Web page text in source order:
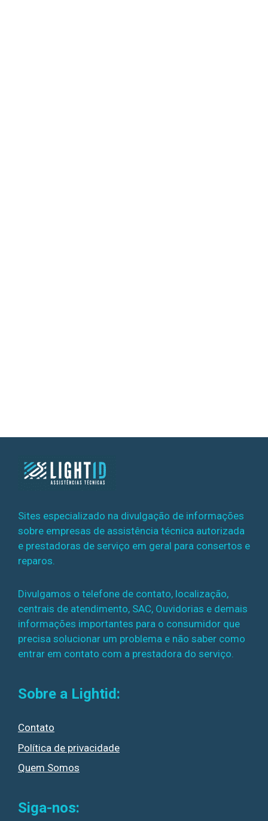
Sites especializado na divulgação de informações
sobre empresas de assistência técnica autorizada
e prestadoras de serviço em geral para consertos e
reparos.
Divulgamos o telefone de contato, localização,
centrais de atendimento, SAC, Ouvidorias e demais
informações importantes para o consumidor que
precisa solucionar um problema e não saber como
entrar em contato com a prestadora do serviço.
Sobre a Lightid:
Contato
Política de privacidade
Quem Somos
Siga-nos: